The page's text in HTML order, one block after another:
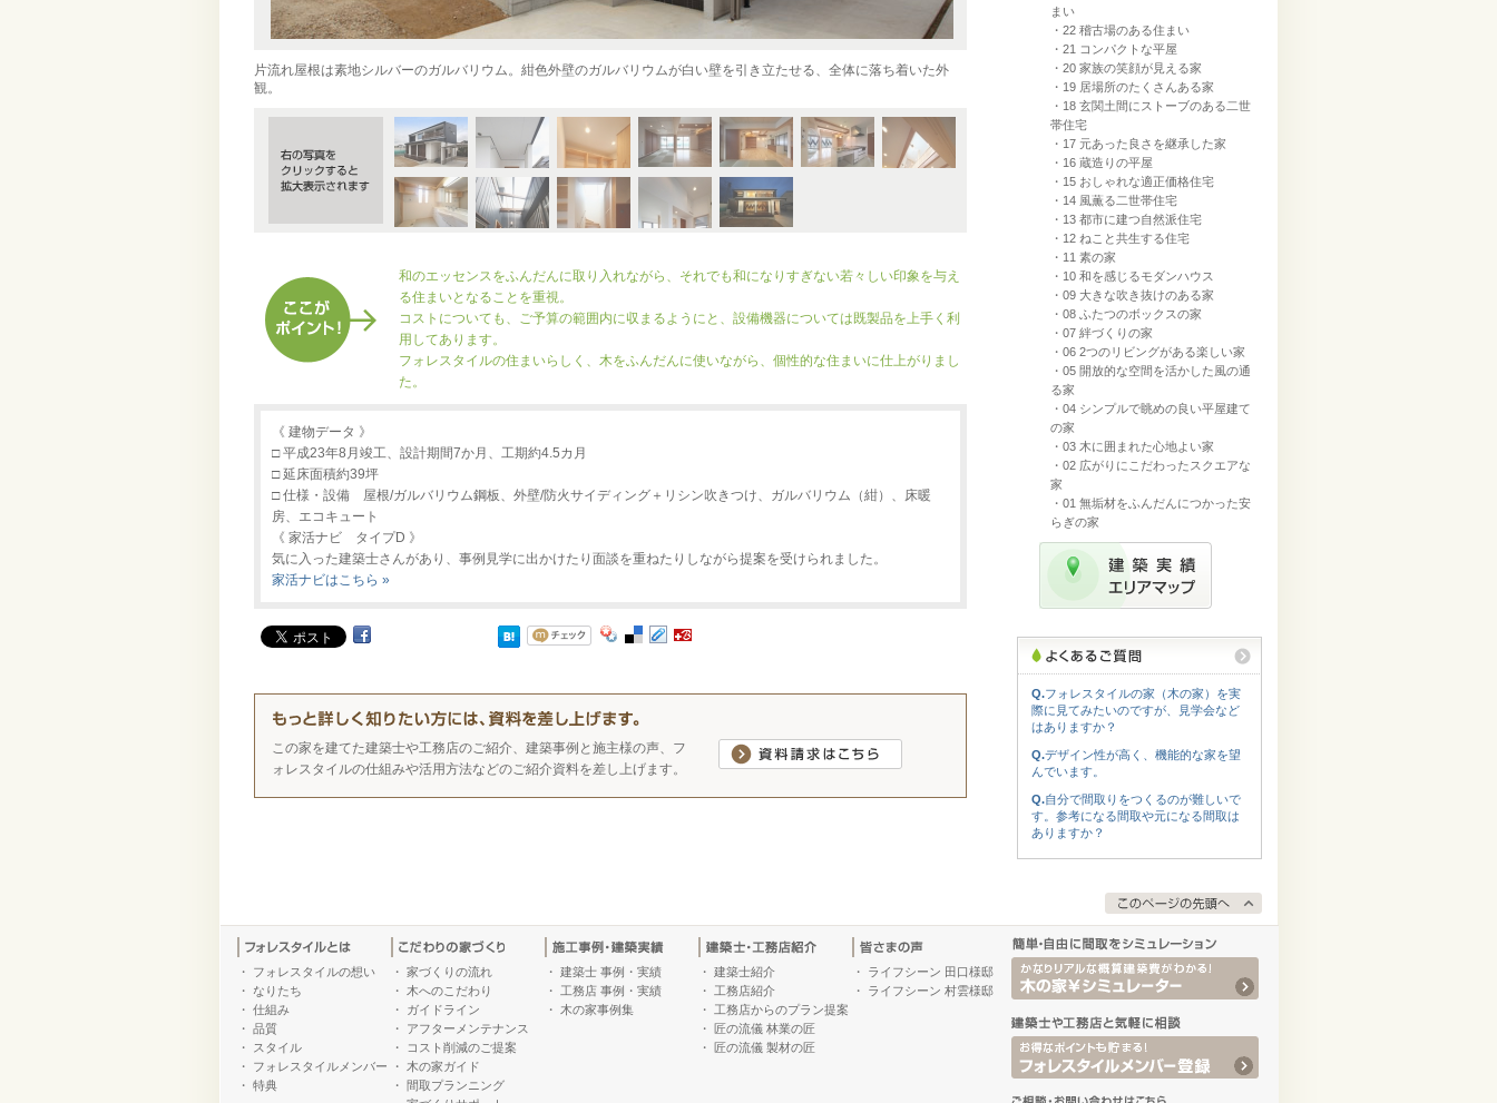
片流れ屋根は素地シルバーのガルバリウム。紺色外壁のガルバリウムが白い壁を引き立たせる、全体に落ち着いた外
観。
和のエッセンスをふんだんに取り入れながら、それでも和になりすぎない若々しい印象を与え
る住まいとなることを重視。
コストについても、ご予算の範囲内に収まるようにと、設備機器については既製品を上手く利
用してあります。
フォレスタイルの住まいらしく、木をふんだんに使いながら、個性的な住まいに仕上がりまし
た。
《 建物データ 》
□ 平成23年8月竣工、設計期間7か月、工期約4.5カ月
□ 延床面積約39坪
□ 仕様・設備 屋根/ガルバリウム鋼板、外壁/防火サイディング＋リシン吹きつけ、ガルバリウム（紺）、床暖
房、エコキュート
《 家活ナビ タイプD 》
気に入った建築士さんがあり、事例見学に出かけたり面談を重ねたりしながら提案を受けられました。
家活ナビはこちら »
この家を建てた建築士や工務店のご紹介、建築事例と施主様の声、フ
ォレスタイルの仕組みや活用方法などのご紹介資料を差し上げます。
まい
・22 稽古場のある住まい
・21 コンパクトな平屋
・20 家族の笑顔が見える家
・19 居場所のたくさんある家
・18 玄関土間にストーブのある二世
帯住宅
・17 元あった良さを継承した家
・16 蔵造りの平屋
・15 おしゃれな適正価格住宅
・14 風薫る二世帯住宅
・13 都市に建つ自然派住宅
・12 ねこと共生する住宅
・11 素の家
・10 和を感じるモダンハウス
・09 大きな吹き抜けのある家
・08 ふたつのボックスの家
・07 絆づくりの家
・06 2つのリビングがある楽しい家
・05 開放的な空間を活かした風の通
る家
・04 シンプルで眺めの良い平屋建て
の家
・03 木に囲まれた心地よい家
・02 広がりにこだわったスクエアな
家
・01 無垢材をふんだんにつかった安
らぎの家
Q.フォレスタイルの家（木の家）を実
際に見てみたいのですが、見学会など
はありますか？
Q.デザイン性が高く、機能的な家を望
んでいます。
Q.自分で間取りをつくるのが難しいで
す。参考になる間取や元になる間取は
ありますか？
・
フォレスタイルの想い
・ なりたち
・ 仕組み
・ 品質
・
スタイル
・
フォレスタイルメンバー
・ 特典
・ 家づくりの流れ
・
木へのこだわり
・
ガイドライン
・
アフターメンテナンス
・
コスト削減のご提案
・
木の家ガイド
・
間取プランニング
・ 建築士 事例・実績
・
工務店 事例・実績
・
木の家事例集
・ 建築士紹介
・
工務店紹介
・
工務店からのプラン提案
・
匠の流儀 林業の匠
・
匠の流儀 製材の匠
・
ライフシーン 田口様邸
・
ライフシーン 村雲様邸